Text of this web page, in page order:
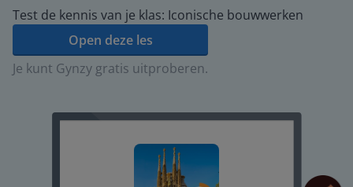
Test de kennis van je klas: Iconische bouwwerken
Open deze les
Je kunt Gynzy gratis uitproberen.